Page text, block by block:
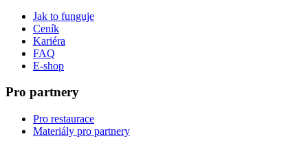
Jak to funguje
Ceník
Kariéra
FAQ
E-shop
Pro partnery
Pro restaurace
Materiály pro partnery